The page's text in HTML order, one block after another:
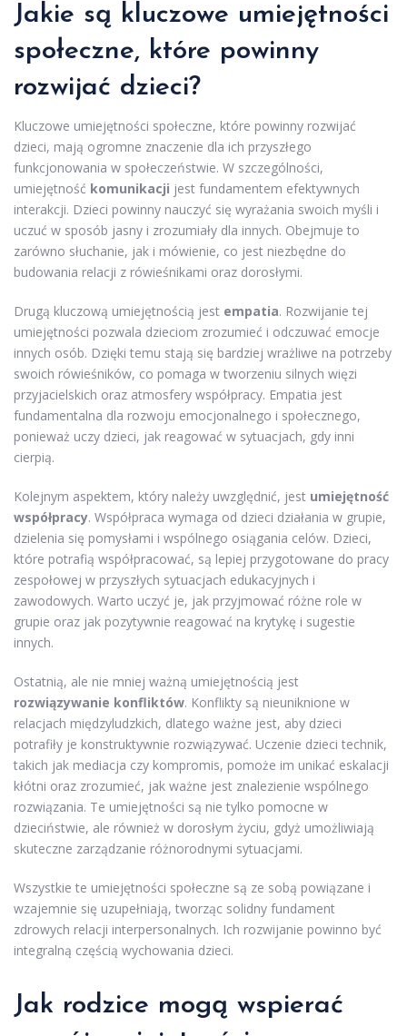
Jakie są kluczowe umiejętności
społeczne, które powinny
rozwijać dzieci?
Kluczowe umiejętności społeczne, które powinny rozwijać
dzieci, mają ogromne znaczenie dla ich przyszłego
funkcjonowania w społeczeństwie. W szczególności,
umiejętność komunikacji jest fundamentem efektywnych
interakcji. Dzieci powinny nauczyć się wyrażania swoich myśli i
uczuć w sposób jasny i zrozumiały dla innych. Obejmuje to
zarówno słuchanie, jak i mówienie, co jest niezbędne do
budowania relacji z rówieśnikami oraz dorosłymi.
Drugą kluczową umiejętnością jest empatia. Rozwijanie tej
umiejętności pozwala dzieciom zrozumieć i odczuwać emocje
innych osób. Dzięki temu stają się bardziej wrażliwe na potrzeby
swoich rówieśników, co pomaga w tworzeniu silnych więzi
przyjacielskich oraz atmosfery współpracy. Empatia jest
fundamentalna dla rozwoju emocjonalnego i społecznego,
ponieważ uczy dzieci, jak reagować w sytuacjach, gdy inni
cierpią.
Kolejnym aspektem, który należy uwzględnić, jest umiejętność
współpracy. Współpraca wymaga od dzieci działania w grupie,
dzielenia się pomysłami i wspólnego osiągania celów. Dzieci,
które potrafią współpracować, są lepiej przygotowane do pracy
zespołowej w przyszłych sytuacjach edukacyjnych i
zawodowych. Warto uczyć je, jak przyjmować różne role w
grupie oraz jak pozytywnie reagować na krytykę i sugestie
innych.
Ostatnią, ale nie mniej ważną umiejętnością jest
rozwiązywanie konfliktów. Konflikty są nieuniknione w
relacjach międzyludzkich, dlatego ważne jest, aby dzieci
potrafiły je konstruktywnie rozwiązywać. Uczenie dzieci technik,
takich jak mediacja czy kompromis, pomoże im unikać eskalacji
kłótni oraz zrozumieć, jak ważne jest znalezienie wspólnego
rozwiązania. Te umiejętności są nie tylko pomocne w
dzieciństwie, ale również w dorosłym życiu, gdyż umożliwiają
skuteczne zarządzanie różnorodnymi sytuacjami.
Wszystkie te umiejętności społeczne są ze sobą powiązane i
wzajemnie się uzupełniają, tworząc solidny fundament
zdrowych relacji interpersonalnych. Ich rozwijanie powinno być
integralną częścią wychowania dzieci.
Jak rodzice mogą wspierać